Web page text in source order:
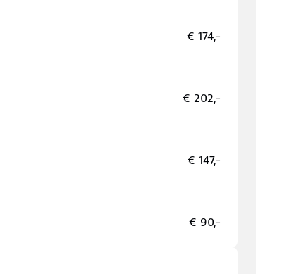
€ 174,-
€ 202,-
€ 147,-
€ 90,-